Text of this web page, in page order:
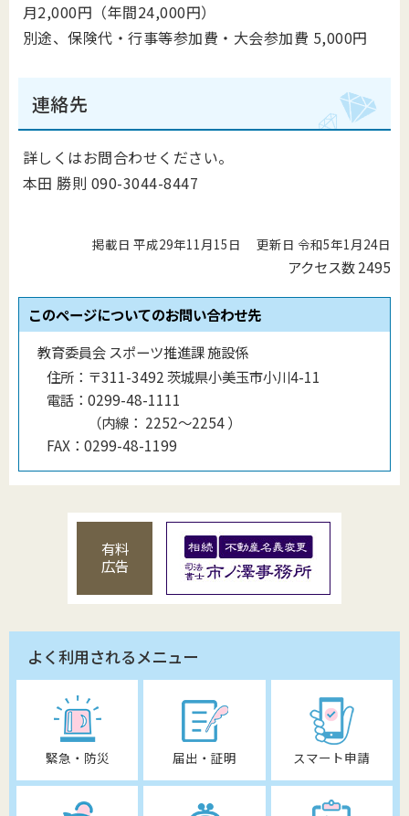
月2,000円（年間24,000円）
別途、保険代・行事等参加費・大会参加費 5,000円
連絡先
詳しくはお問合わせください。
本田 勝則 090-3044-8447
掲載日 平成29年11月15日 更新日 令和5年1月24日
アクセス数2495
このページについてのお問い合わせ先
教育委員会 スポーツ推進課 施設係
住所： 〒311-3492 茨城県小美玉市小川4-11
電話： 0299-48-1111
（内線 ： 2252～2254）
FAX： 0299-48-1199
有料
広告
よく利用されるメニュー
緊急・防災 届出・証明 スマート申請